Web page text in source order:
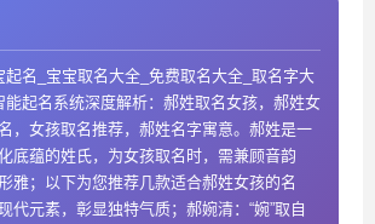
起名_宝宝取名大全_免费取名大全_取名字大
能起名系统深度解析：郝姓取名女孩，郝姓女
，女孩取名推荐，郝姓名字寓意。郝姓是一
底蕴的姓氏，为女孩取名时，需兼顾音韵
雅；以下为您推荐几款适合郝姓女孩的名
代元素，彰显独特气质；郝婉清：“婉”取自